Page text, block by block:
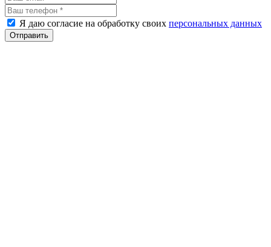
Я даю согласие на обработку своих персональных данных
Отправить